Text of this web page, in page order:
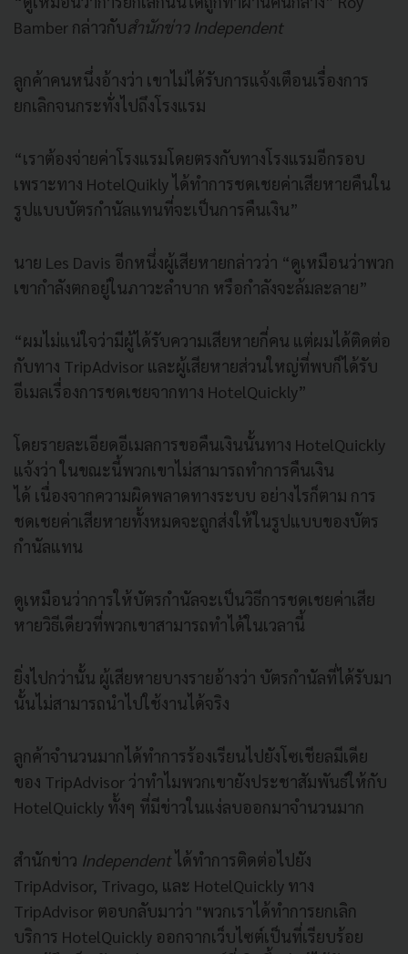
Bamber กล่าวกับสำนักข่าว Independent
ลูกค้าคนหนึ่งอ้างว่า เขาไม่ได้รับการแจ้งเตือนเรื่องการ
ยกเลิกจนกระทั่งไปถึงโรงแรม
“เราต้องจ่ายค่าโรงแรมโดยตรงกับทางโรงแรมอีกรอบ
เพราะทาง HotelQuiklyได้ทำการชดเชยค่าเสียหายคืนใน
รูปแบบบัตรกำนัลแทนที่จะเป็นการคืนเงิน”
นาย Les Davis อีกหนึ่งผู้เสียหายกล่าวว่า “ดูเหมือนว่าพวก
เขากำลังตกอยู่ในภาวะลำบาก หรือกำลังจะล้มละลาย”
“ผมไม่แน่ใจว่ามีผู้ได้รับความเสียหายกี่คน แต่ผมได้ติดต่อ
กับทาง TripAdvisor และผู้เสียหายส่วนใหญ่ที่พบก็ได้รับ
อีเมลเรื่องการชดเชยจากทาง HotelQuickly”
โดยรายละเอียดอีเมลการขอคืนเงินนั้นทาง HotelQuickly
แจ้งว่าในขณะนี้พวกเขาไม่สามารถทำการคืนเงิน
ได้ เนื่องจากความผิดพลาดทางระบบ อย่างไรก็ตาม การ
ชดเชยค่าเสียหายทั้งหมดจะถูกส่งให้ในรูปแบบของบัตร
กำนัลแทน
ดูเหมือนว่าการให้บัตรกำนัลจะเป็นวิธีการชดเชยค่าเสีย
หายวิธีเดียวที่พวกเขาสามารถทำได้ในเวลานี้
ยิ่งไปกว่านั้น ผู้เสียหายบางรายอ้างว่า บัตรกำนัลที่ได้รับมา
นั้นไม่สามารถนำไปใช้งานได้จริง
ลูกค้าจำนวนมากได้ทำการร้องเรียนไปยังโซเชียลมีเดีย
ของ TripAdvisor ว่าทำไมพวกเขายังประชาสัมพันธ์ให้กับ
HotelQuickly ทั้งๆ ที่มีข่าวในแง่ลบออกมาจำนวนมาก
สำนักข่าว Independentได้ทำการติดต่อไปยัง
TripAdvisor, Trivago, และ HotelQuickly ทาง
TripAdvisor ตอบกลับมาว่า "พวกเราได้ทำการยกเลิก
บริการ HotelQuickly ออกจากเว็บไซต์เป็นที่เรียบร้อย